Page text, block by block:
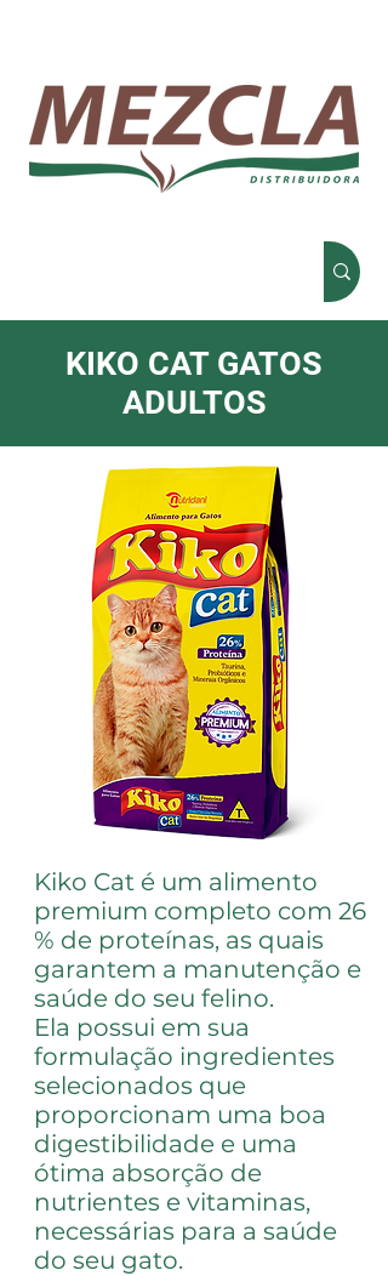
KIKO CAT GATOS
ADULTOS
Kiko Cat é um alimento
premium completo com 26
% de proteínas, as quais
garantem a manutenção e
saúde do seu felino.
Ela possui em sua
formulação ingredientes
selecionados que
proporcionam uma boa
digestibilidade e uma
ótima absorção de
nutrientes e vitaminas,
necessárias para a saúde
do seu gato.